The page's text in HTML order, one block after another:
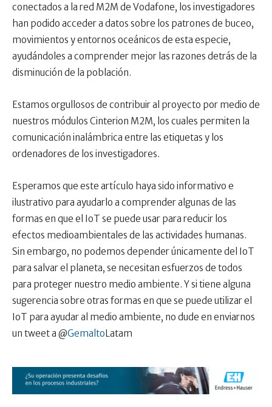
conectados a la red M2M de Vodafone, los investigadores
han podido acceder a datos sobre los patrones de buceo,
movimientos y entornos oceánicos de esta especie,
ayudándoles a comprender mejor las razones detrás de la
disminución de la población.
Estamos orgullosos de contribuir al proyecto por medio de
nuestros módulos Cinterion M2M, los cuales permiten la
comunicación inalámbrica entre las etiquetas y los
ordenadores de los investigadores.
Esperamos que este artículo haya sido informativo e
ilustrativo para ayudarlo a comprender algunas de las
formas en que el IoT se puede usar para reducir los
efectos medioambientales de las actividades humanas.
Sin embargo, no podemos depender únicamente del IoT
para salvar el planeta, se necesitan esfuerzos de todos
para proteger nuestro medio ambiente. Y si tiene alguna
sugerencia sobre otras formas en que se puede utilizar el
IoT para ayudar al medio ambiente, no dude en enviarnos
un tweet a @GemaltoLatam